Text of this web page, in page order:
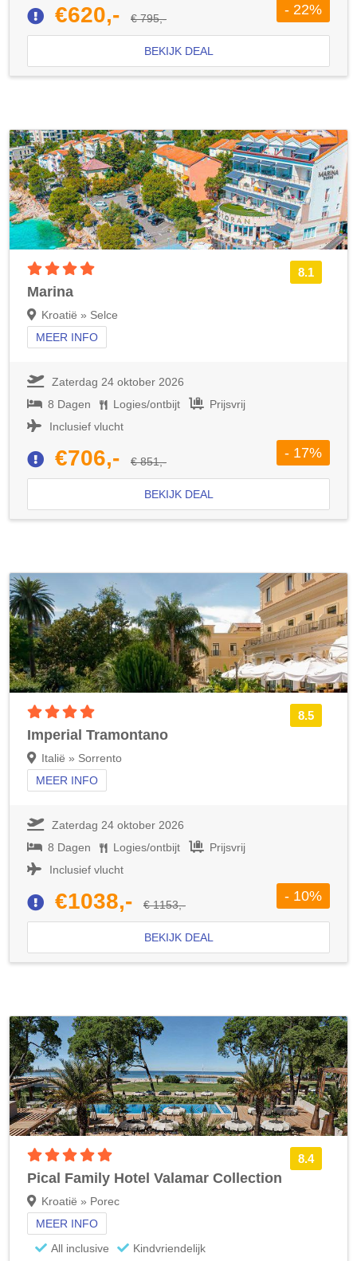
€620,- € 795,-
- 22%
BEKIJK DEAL
8.1
Marina
Kroatië » Selce
MEER INFO
Zaterdag 24 oktober 2026
8 Dagen
Logies/ontbijt
Prijsvrij
Inclusief vlucht
€706,- € 851,-
- 17%
BEKIJK DEAL
8.5
Imperial Tramontano
Italië » Sorrento
MEER INFO
Zaterdag 24 oktober 2026
8 Dagen
Logies/ontbijt
Prijsvrij
Inclusief vlucht
€1038,- € 1153,-
- 10%
BEKIJK DEAL
8.4
Pical Family Hotel Valamar Collection
Kroatië » Porec
MEER INFO
All inclusive
Kindvriendelijk